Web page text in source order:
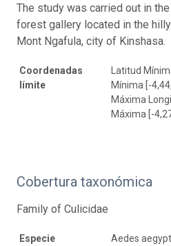
The study was carried out in
forest gallery located in the
Mont Ngafula, city of Kinshasa.
Coordenadas
límite
Latitud
Mínima [-
Máxima
Máxima [-
Cobertura taxonómica
Family of Culicidae
Especie
Aedes